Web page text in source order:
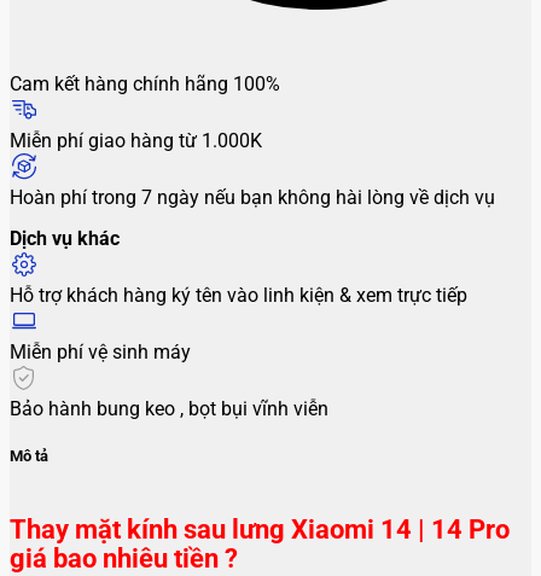
Cam kết hàng chính hãng 100%
Miễn phí giao hàng từ 1.000K
Hoàn phí trong 7 ngày nếu bạn không hài lòng về dịch vụ
Dịch vụ khác
Hỗ trợ khách hàng ký tên vào linh kiện & xem trực tiếp
Miễn phí vệ sinh máy
Bảo hành bung keo , bọt bụi vĩnh viễn
Mô tả
Thay mặt kính sau lưng Xiaomi 14 | 14 Pro
giá bao nhiêu tiền ?